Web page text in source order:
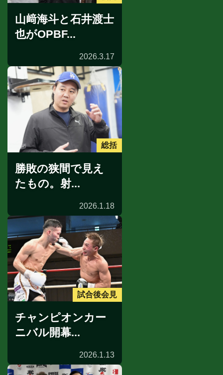
山﨑海斗と石井渡士
也がOPBF...
2026.3.17
総括
勝敗の狭間で見え
たもの。射...
2026.1.18
試合後会見
チャンピオンカー
ニバル開幕...
2026.1.13